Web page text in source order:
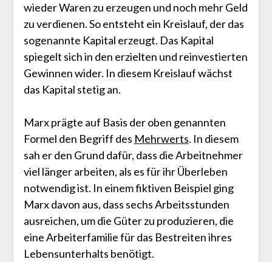
wieder Waren zu erzeugen und noch mehr Geld
zu verdienen. So entsteht ein Kreislauf, der das
sogenannte Kapital erzeugt. Das Kapital
spiegelt sich in den erzielten und reinvestierten
Gewinnen wider. In diesem Kreislauf wächst
das Kapital stetig an.
Marx prägte auf Basis der oben genannten
Formel den Begriff des Mehrwerts. In diesem
sah er den Grund dafür, dass die Arbeitnehmer
viel länger arbeiten, als es für ihr Überleben
notwendig ist. In einem fiktiven Beispiel ging
Marx davon aus, dass sechs Arbeitsstunden
ausreichen, um die Güter zu produzieren, die
eine Arbeiterfamilie für das Bestreiten ihres
Lebensunterhalts benötigt.